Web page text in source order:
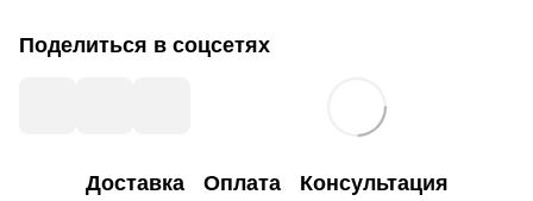
Поделиться в соцсетях
Доставка Оплата Консультация